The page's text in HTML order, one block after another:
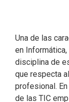
Una de las
en
disciplina de
que respecta
profesional.
de las TIC